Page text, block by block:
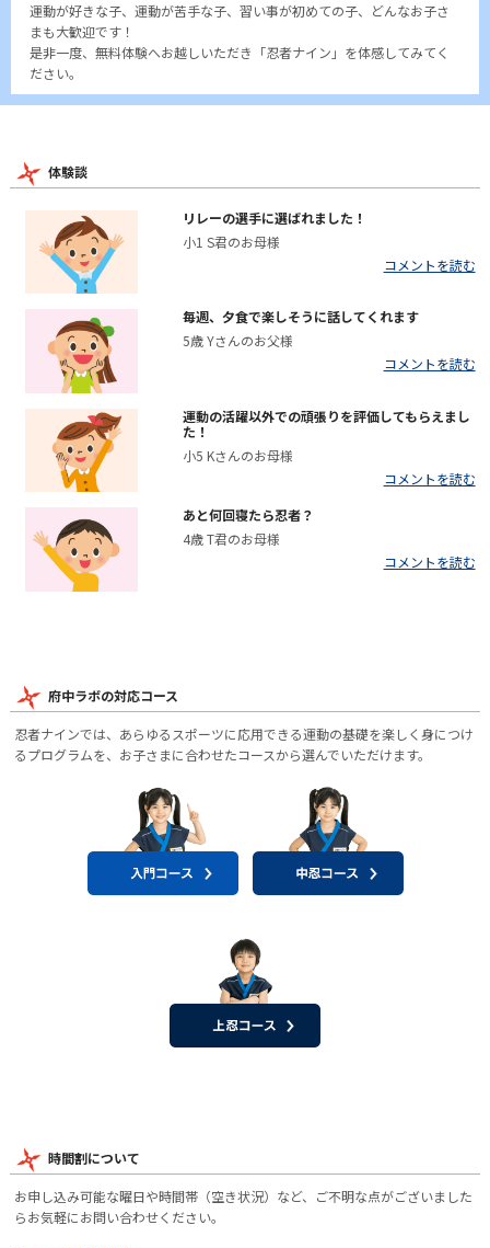
運動が好きな子、運動が苦手な子、習い事が初めての子、どんなお子さ
まも大歓迎です！
是非一度、無料体験へお越しいただき「忍者ナイン」を体感してみてく
ださい。
体験談
リレーの選手に選ばれました！
小1 S君のお母様
コメントを読む
毎週、夕食で楽しそうに話してくれます
5歳 Yさんのお父様
コメントを読む
運動の活躍以外での頑張りを評価してもらえまし
た！
小5 Kさんのお母様
コメントを読む
あと何回寝たら忍者？
4歳 T君のお母様
コメントを読む
府中ラボの対応コース
忍者ナインでは、あらゆるスポーツに応用できる運動の基礎を楽しく身につけ
るプログラムを、お子さまに合わせたコースから選んでいただけます。
時間割について
お申し込み可能な曜日や時間帯（空き状況）など、ご不明な点がございました
らお気軽にお問い合わせください。